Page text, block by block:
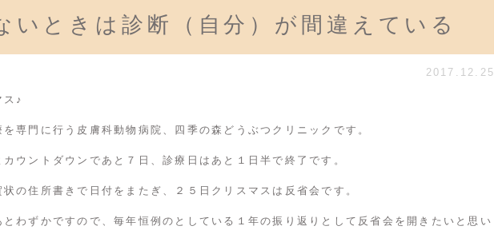
いときは診断（自分）が間違えている
2017.12.25
ス♪
専門に行う皮膚科動物病院、四季の森どうぶつクリニックです。
ウントダウンであと７日、診療日はあと１日半で終了です。
の住所書きで日付をまたぎ、２５日クリスマスは反省会です。
とわずかですので、毎年恒例のとしている１年の振り返りとして反省会を開きたいと思い